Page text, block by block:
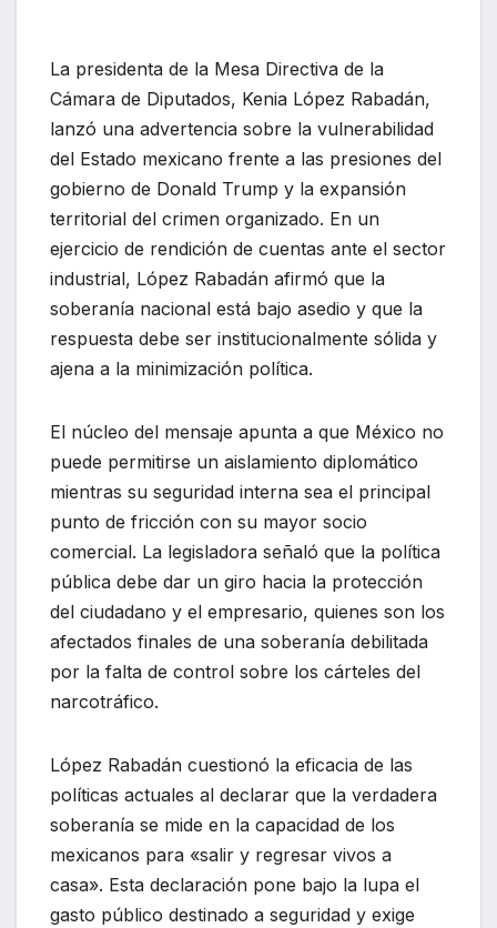
La presidenta de la Mesa Directiva de la
Cámara de Diputados, Kenia López Rabadán,
lanzó una advertencia sobre la vulnerabilidad
del Estado mexicano frente a las presiones del
gobierno de Donald Trump y la expansión
territorial del crimen organizado. En un
ejercicio de rendición de cuentas ante el sector
industrial, López Rabadán afirmó que la
soberanía nacional está bajo asedio y que la
respuesta debe ser institucionalmente sólida y
ajena a la minimización política.
El núcleo del mensaje apunta a que México no
puede permitirse un aislamiento diplomático
mientras su seguridad interna sea el principal
punto de fricción con su mayor socio
comercial. La legisladora señaló que la política
pública debe dar un giro hacia la protección
del ciudadano y el empresario, quienes son los
afectados finales de una soberanía debilitada
por la falta de control sobre los cárteles del
narcotráfico.
López Rabadán cuestionó la eficacia de las
políticas actuales al declarar que la verdadera
soberanía se mide en la capacidad de los
mexicanos para «salir y regresar vivos a
casa». Esta declaración pone bajo la lupa el
gasto público destinado a seguridad y exige